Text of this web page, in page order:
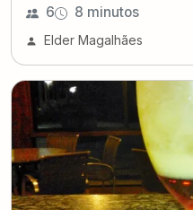
6 8 minutos
Elder Magalhães